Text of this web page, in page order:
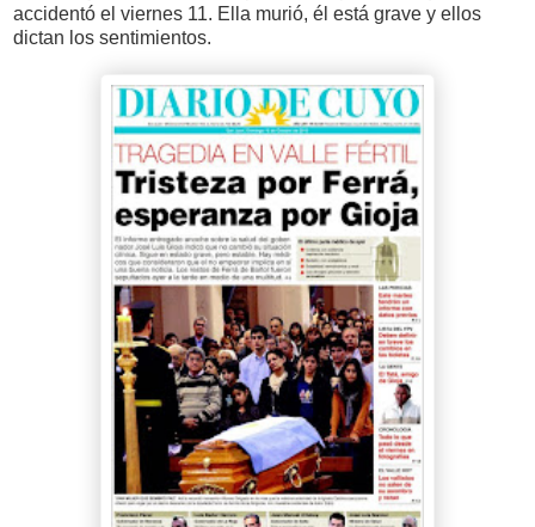
accidentó el viernes 11. Ella murió, él está grave y ellos
dictan los sentimientos.